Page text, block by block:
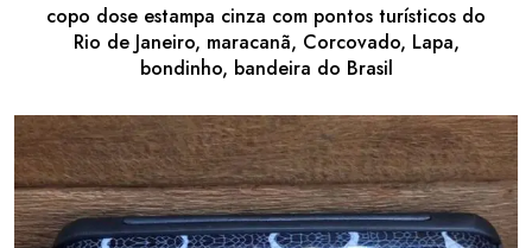
copo dose estampa cinza com pontos turísticos do
Rio de Janeiro, maracanã, Corcovado, Lapa,
bondinho, bandeira do Brasil